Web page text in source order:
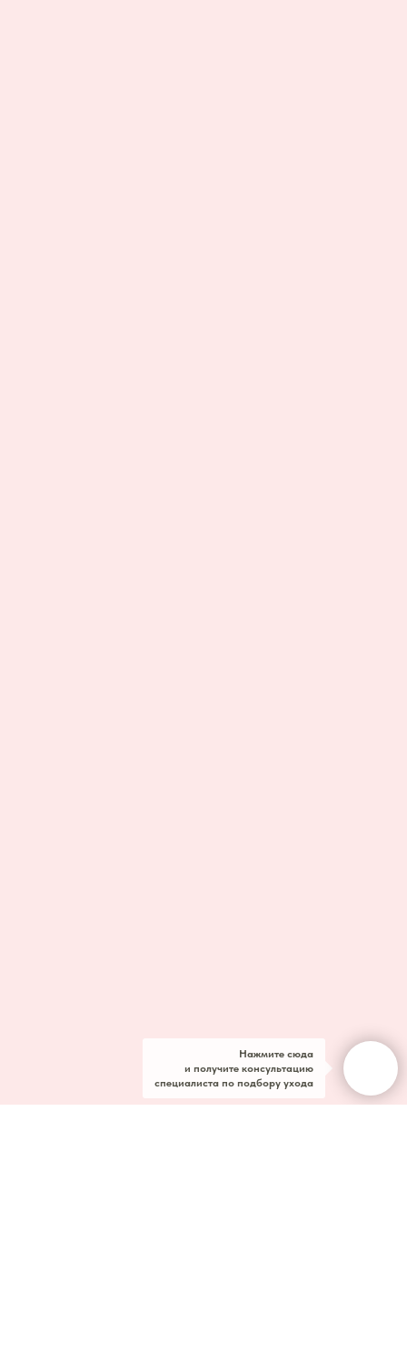
Нажмите сюда
и получите консультацию
специалиста по подбору ухода